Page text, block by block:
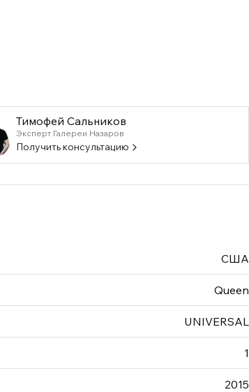
Тимофей Сальников
Эксперт Галереи Назаров
Получить консультацию
США
Queen
UNIVERSAL
1
2015